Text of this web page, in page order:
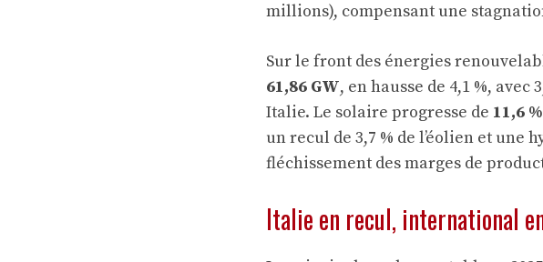
millions), compensant une
Sur le front des énergies
61,86 GW, en hausse de 4,1 %, avec
Italie. Le solaire progresse de 11,6 %
un recul de 3,7 % de l’éolien et
fléchissement des marges de
Italie en recul, international